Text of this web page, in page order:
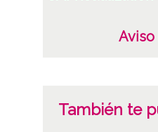
También te